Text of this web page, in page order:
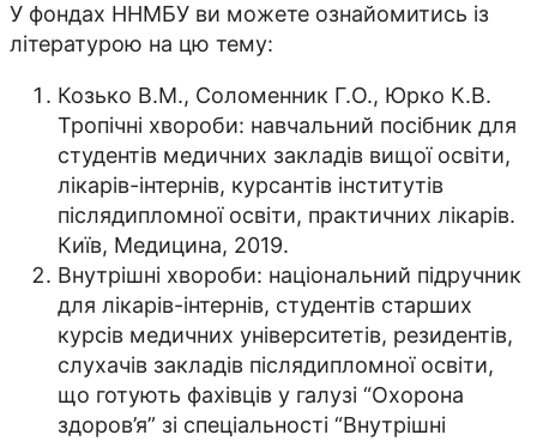
У фондах ННМБУ ви можете ознайомитись із
літературою на цю тему:
Козько В.М., Соломенник Г.О., Юрко К.В.
Тропічні хвороби: навчальний посібник для
студентів медичних закладів вищої освіти,
лікарів-інтернів, курсантів інститутів
післядипломної освіти, практичних лікарів.
Київ, Медицина, 2019.
Внутрішні хвороби: національний підручник
для лікарів-інтернів, студентів старших
курсів медичних університетів, резидентів,
слухачів закладів післядипломної освіти,
що готують фахівців у галузі “Охорона
здоров’я” зі спеціальності “Внутрішні